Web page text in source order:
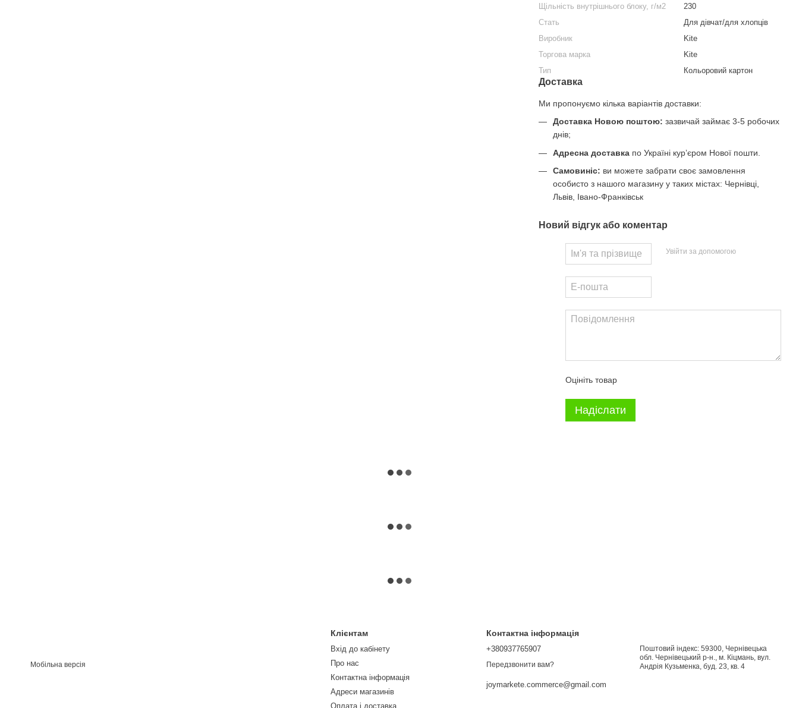
Щільність внутрішнього блоку, г/м2
230
Стать
Для дівчат/для хлопців
Виробник
Kite
Торгова марка
Kite
Тип
Кольоровий картон
Доставка
Ми пропонуємо кілька варіантів доставки:
Доставка Новою поштою: зазвичай займає 3-5 робочих
днів;
Адресна доставка по Україні курʼєром Нової пошти.
Самовиніс: ви можете забрати своє замовлення
особисто з нашого магазину у таких містах: Чернівці,
Львів, Івано-Франківськ
Новий відгук або коментар
Увійти за допомогою
Оцініть товар
Надіслати
Мобільна версія
Клієнтам
Вхід до кабінету
Про нас
Контактна інформація
Адреси магазинів
Оплата і доставка
Контактна інформація
+380937765907
Передзвонити вам?
joymarkete.commerce@gmail.com
Поштовий індекс: 59300, Чернівецька
обл. Чернівецький р-н., м. Кіцмань, вул.
Андрія Кузьменка, буд. 23, кв. 4